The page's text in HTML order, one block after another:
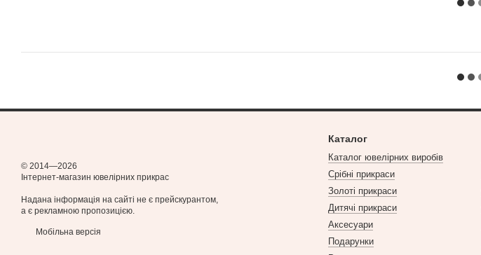
© 2014—2026
Інтернет-магазин ювелірних прикрас
Надана інформація на сайті не є прейскурантом,
а є рекламною пропозицією.
Мобільна версія
Каталог
Каталог ювелірних виробів
Срібні прикраси
Золоті прикраси
Дитячі прикраси
Аксесуари
Подарунки